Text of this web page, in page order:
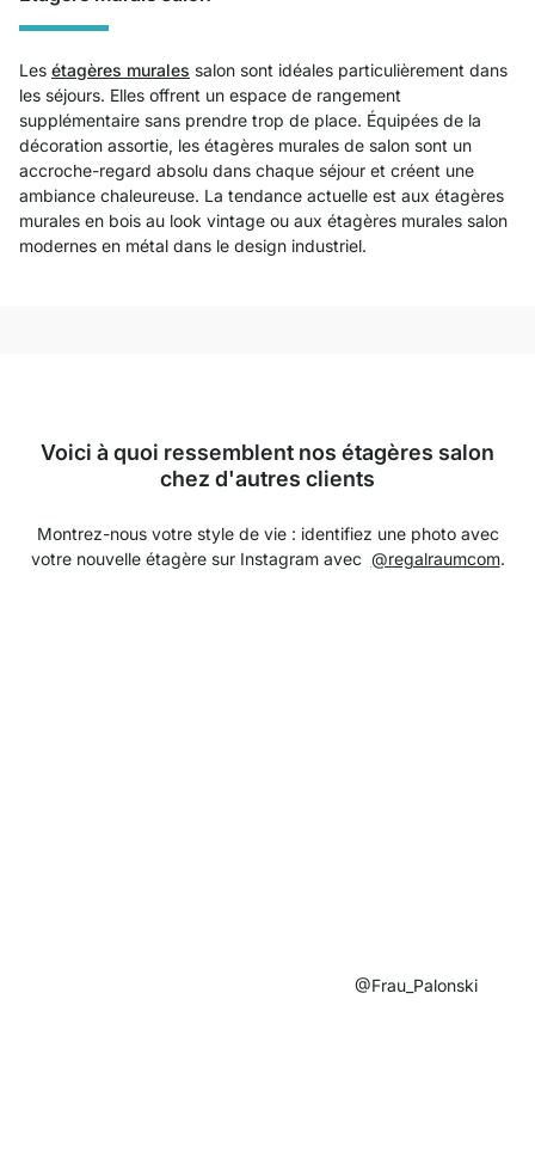
Les étagères murales salon sont idéales particulièrement dans
les séjours. Elles offrent un espace de rangement
supplémentaire sans prendre trop de place. Équipées de la
décoration assortie, les étagères murales de salon sont un
accroche-regard absolu dans chaque séjour et créent une
ambiance chaleureuse. La tendance actuelle est aux étagères
murales en bois au look vintage ou aux étagères murales salon
modernes en métal dans le design industriel.
Voici à quoi ressemblent nos étagères salon
chez d'autres clients
Montrez-nous votre style de vie : identifiez une photo avec
votre nouvelle étagère sur Instagram avec @regalraumcom.
@Frau_Palonski